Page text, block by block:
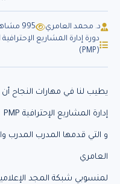
د. محمد العامري
995 مشاهدة
(PMP)
يطيب لنا في مهارات النجاح
إدارة المشاريع الإحترافية PMP
و التي قدمها المدرب المدرب
العامري
لمنسوبي شبكة المجد